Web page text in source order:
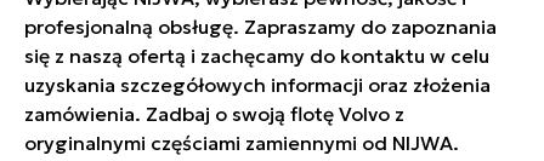
profesjonalną obsługę. Zapraszamy do zapoznania
się z naszą ofertą i zachęcamy do kontaktu w celu
uzyskania szczegółowych informacji oraz złożenia
zamówienia. Zadbaj o swoją flotę Volvo z
oryginalnymi częściami zamiennymi od NIJWA.